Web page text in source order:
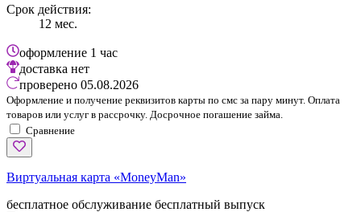
Срок действия:
12 мес.
оформление 1 час
доставка нет
проверено 05.08.2026
Оформление и получение реквизитов карты по смс за пару минут. Оплата
товаров или услуг в рассрочку. Досрочное погашение займа.
Сравнение
Виртуальная карта «MoneyMan»
бесплатное обслуживание бесплатный выпуск